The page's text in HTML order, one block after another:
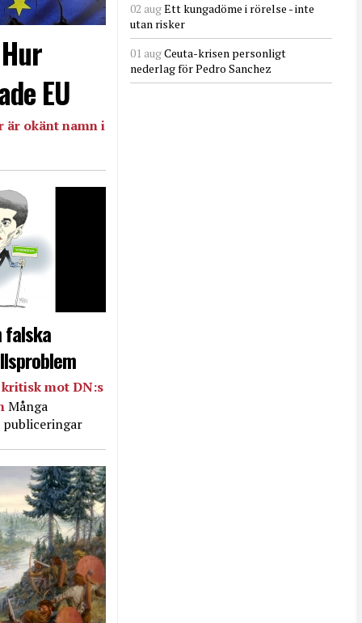
EU
är okänt namn i
falska
kritisk mot DN:s
Många
publiceringar
02 augEtt kungadöme i rörelse - inte
utan risker
01 augCeuta-krisen personligt
nederlag för Pedro Sanchez